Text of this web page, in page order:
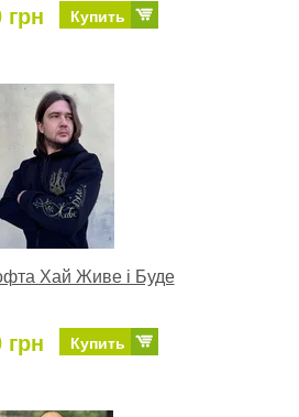
грн Купить
Хай Живе і Буде
грн Купить